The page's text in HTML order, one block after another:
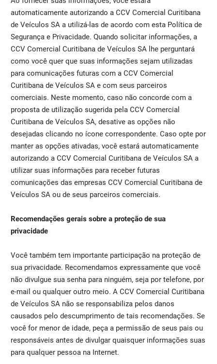
automaticamente autorizando a CCV Comercial Curitibana
de Veículos SA a utilizá-las de acordo com esta Política de
Segurança e Privacidade. Quando solicitar informações, a
CCV Comercial Curitibana de Veículos SA lhe perguntará
como você quer que suas informações sejam utilizadas
para comunicações futuras com a CCV Comercial
Curitibana de Veículos SA e com seus parceiros
comerciais. Neste momento, caso não concorde com a
proposta de utilização sugerida pela CCV Comercial
Curitibana de Veículos SA, desative as opções não
desejadas clicando no ícone correspondente. Caso opte por
manter as opções ativadas, você estará automaticamente
autorizando a CCV Comercial Curitibana de Veículos SA a
utilizar suas informações para receber futuras
comunicações das empresas CCV Comercial Curitibana de
Veículos SA ou de seus parceiros comerciais.
Recomendações gerais sobre a proteção de sua
privacidade
Você também tem importante participação na proteção de
sua privacidade. Recomendamos expressamente que você
não divulgue sua senha para ninguém, seja por telefone, por
e-mail ou qualquer outro meio. A CCV Comercial Curitibana
de Veículos SA não se responsabiliza pelos danos
causados pelo descumprimento de tais recomendações. Se
você for menor de idade, peça a permissão de seus pais ou
responsáveis antes de divulgar quaisquer informações suas
para qualquer pessoa na Internet.